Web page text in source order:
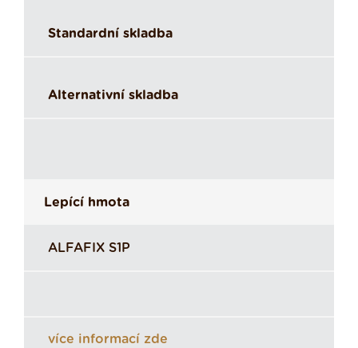
Standardní skladba
Alternativní skladba
Lepící hmota
ALFAFIX S1P
více informací zde